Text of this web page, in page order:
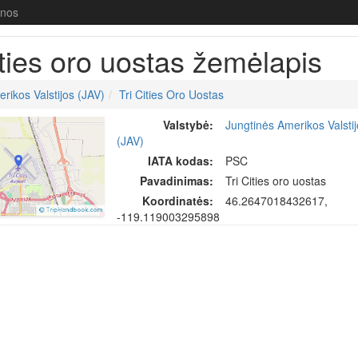
oro uostas žemėlapis
Valstijos (JAV)
Tri Cities Oro Uostas
Valstybė:
Jungtinės Amerikos
(JAV)
IATA kodas:
PSC
Pavadinimas:
Tri Cities oro uostas
Koordinatės:
46.2647018432617,
-119.119003295898